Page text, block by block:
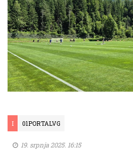
I 01PORTALVG
19. srpnja 2025. 16:15